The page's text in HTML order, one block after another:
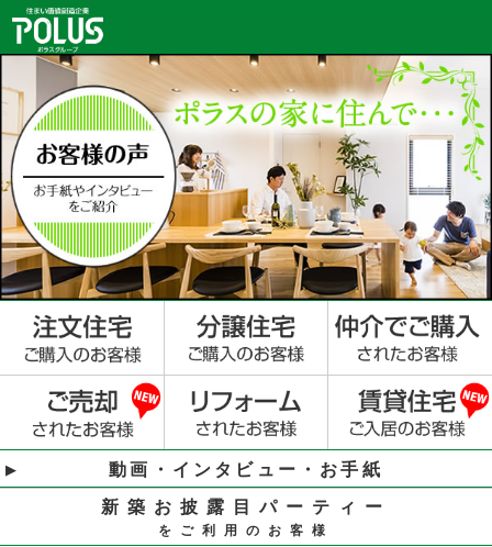
動画・インタビュー・お手紙
新築お披露目パーティー
をご利用のお客様